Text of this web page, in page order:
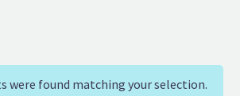
were found matching your selection.